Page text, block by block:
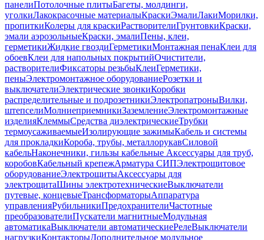
панелиПотолочные плитыБагеты, молдинги,
уголкиЛакокрасочные материалыКраскиЭмалиЛакиМорилки,
пропиткиКолеры для краскиРастворителиГрунтовкиКраски,
эмали аэрозольныеКраски, эмалиПены, клеи,
герметикиЖидкие гвоздиГерметикиМонтажная пенаКлеи для
обоевКлеи для напольных покрытийОчистители,
растворителиФиксаторы резьбыКлеиГерметики,
пеныЭлектромонтажное оборудованиеРозетки и
выключателиЭлектрические звонкиКоробки
распределительные и подрозетникиЭлектропатроныВилки,
штепселиМолниеприемникиЗаземлениеЭлектромонтажные
изделияКлеммыСредства диэлектрическиеТрубки
термоусаживаемыеИзолирующие зажимыКабель и системы
для прокладкиКороба, трубы, металлорукавСиловой
кабельНаконечники, гильзы кабельные Аксессуары для труб,
коробовКабельный крепежАрматура СИПЭлектрощитовое
оборудованиеЭлектрощитыАксессуары для
электрощитаШины электротехническиеВыключатели
путевые, концевыеТрансформаторыАппаратура
управленияРубильникиПредохранителиЧастотные
преобразователиПускатели магнитныеМодульная
автоматикаВыключатели автоматическиеРелеВыключатели
нагрузкиКонтакторыДополнительное модульное